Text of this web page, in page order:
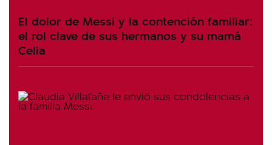
El dolor de Messi y la contención familiar:
el rol clave de sus hermanos y su mamá
Celia